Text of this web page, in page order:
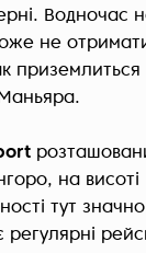
Водночас
не
на
тут